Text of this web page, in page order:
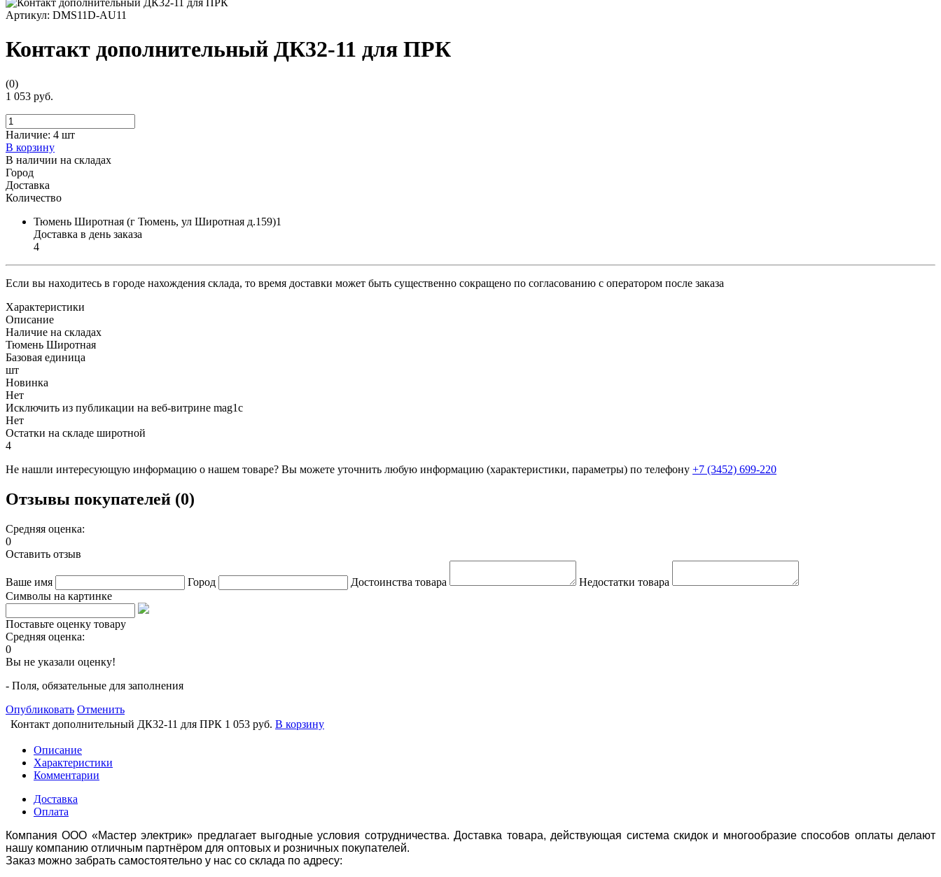
Артикул: DMS11D-AU11
Контакт дополнительный ДК32-11 для ПРК
(0)
1 053 руб.
Наличие: 4 шт
В корзину
В наличии на складах
Город
Доставка
Количество
Тюмень Широтная (г Тюмень, ул Широтная д.159)1
Доставка в день заказа
4
Если вы находитесь в городе нахождения склада, то время доставки может быть существенно сокращено по согласованию с оператором после заказа
Характеристики
Описание
Наличие на складах
Тюмень Широтная
Базовая единица
шт
Новинка
Нет
Исключить из публикации на веб-витрине mag1c
Нет
Остатки на складе широтной
4
Не нашли интересующую информацию о нашем товаре? Вы можете уточнить любую информацию (характеристики, параметры) по телефону +7 (3452) 699-220
Отзывы покупателей (0)
Средняя оценка:
0
Оставить отзыв
Ваше имя Город Достоинства товара
Недостатки товара
Символы на картинке
Поставьте оценку товару
Средняя оценка:
0
Вы не указали оценку!
- Поля, обязательные для заполнения
Опубликовать Отменить
Контакт дополнительный ДК32-11 для ПРК 1 053 руб. В корзину
Описание
Характеристики
Комментарии
Доставка
Оплата
Компания ООО «Мастер электрик» предлагает выгодные условия сотрудничества. Доставка товара, действующая система скидок и многообразие способов оплаты делают
нашу компанию отличным партнёром для оптовых и розничных покупателей.
Заказ можно забрать самостоятельно у нас со склада по адресу: